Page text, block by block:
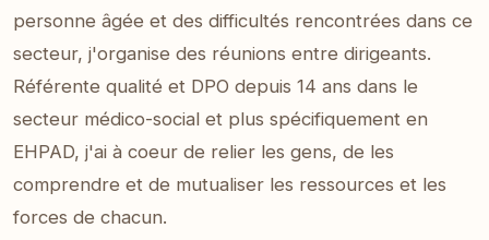
personne âgée et des difficultés rencontrées dans ce
secteur, j'organise des réunions entre dirigeants.
Référente qualité et DPO depuis 14 ans dans le
secteur médico-social et plus spécifiquement en
EHPAD, j'ai à coeur de relier les gens, de les
comprendre et de mutualiser les ressources et les
forces de chacun.